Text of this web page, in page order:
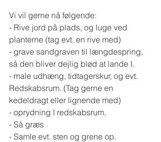
Vi vil gerne nå følgende:
- Rive jord på plads, og luge ved
planterne (tag evt. en rive med)
- grave sandgraven til længdespring,
så den bliver dejlig blød at lande I.
- male udhæng, tidtagerskur, og evt.
Redskabsrum. (Tag gerne en
kedeldragt eller lignende med)
- oprydning I redskabsrum.
- Så græs
- Samle evt. sten og grene op.